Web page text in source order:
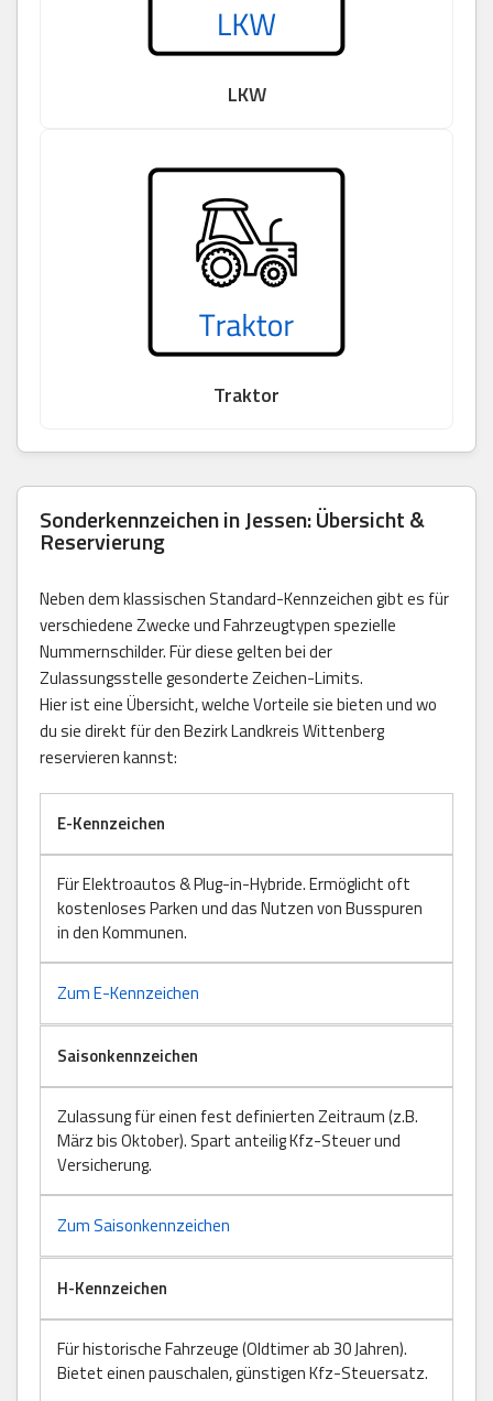
LKW
Traktor
Sonderkennzeichen in Jessen: Übersicht &
Reservierung
Neben dem klassischen Standard-Kennzeichen gibt es für
verschiedene Zwecke und Fahrzeugtypen spezielle
Nummernschilder. Für diese gelten bei der
Zulassungsstelle gesonderte Zeichen-Limits.
Hier ist eine Übersicht, welche Vorteile sie bieten und wo
du sie direkt für den Bezirk Landkreis Wittenberg
reservieren kannst:
E-Kennzeichen
Für Elektroautos & Plug-in-Hybride. Ermöglicht oft
kostenloses Parken und das Nutzen von Busspuren
in den Kommunen.
Zum E-Kennzeichen
Saisonkennzeichen
Zulassung für einen fest definierten Zeitraum (z.B.
März bis Oktober). Spart anteilig Kfz-Steuer und
Versicherung.
Zum Saisonkennzeichen
H-Kennzeichen
Für historische Fahrzeuge (Oldtimer ab 30 Jahren).
Bietet einen pauschalen, günstigen Kfz-Steuersatz.